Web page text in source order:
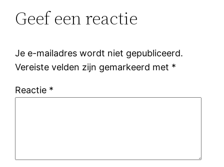
Geef een reactie
Je e-mailadres wordt niet gepubliceerd.
Vereiste velden zijn gemarkeerd met *
Reactie *